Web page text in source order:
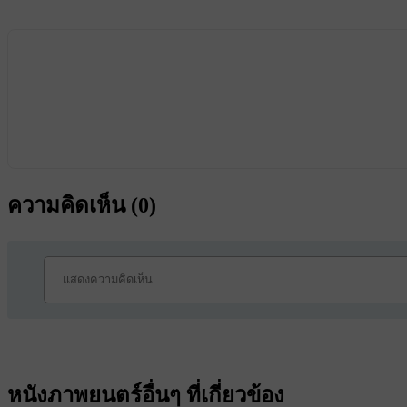
ความคิดเห็น (0)
หนังภาพยนตร์อื่นๆ ที่เกี่ยวข้อง